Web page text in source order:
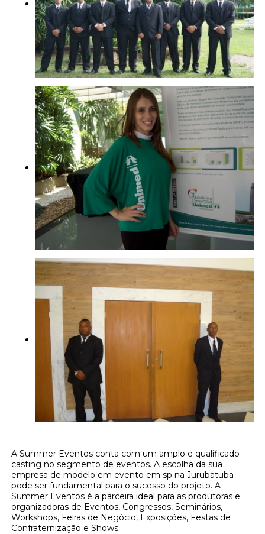
A Summer Eventos conta com um amplo e qualificado
casting no segmento de eventos. A escolha da sua
empresa de modelo em evento em sp na Jurubatuba
pode ser fundamental para o sucesso do projeto. A
Summer Eventos é a parceira ideal para as produtoras e
organizadoras de Eventos, Congressos, Seminários,
Workshops, Feiras de Negócio, Exposições, Festas de
Confraternização e Shows.